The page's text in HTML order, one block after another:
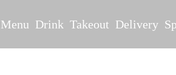
Menu Drink Takeout Delivery